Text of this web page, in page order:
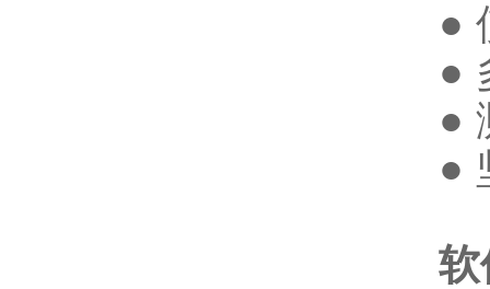
●
●
●
●
软